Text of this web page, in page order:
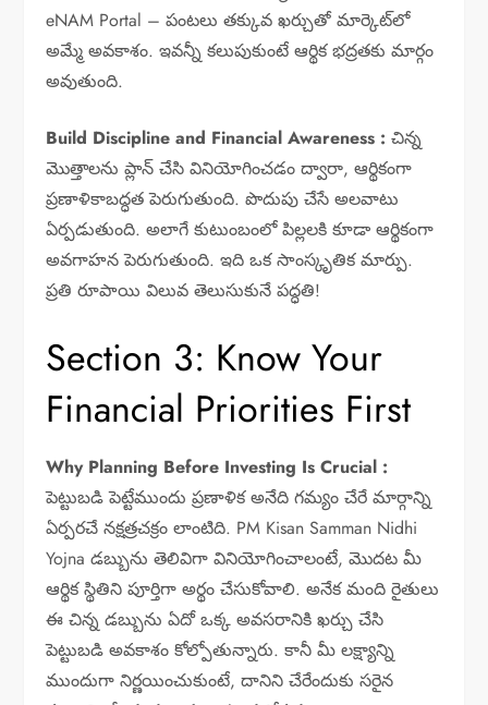
eNAM Portal – పంటలు తక్కువ ఖర్చుతో మార్కెట్‌లో
అమ్మే అవకాశం. ఇవన్నీ కలుపుకుంటే ఆర్థిక భద్రతకు మార్గం
అవుతుంది.
Build Discipline and Financial Awareness : చిన్న
మొత్తాలను ప్లాన్ చేసి వినియోగించడం ద్వారా, ఆర్థికంగా
ప్రణాళికాబద్ధత పెరుగుతుంది. పొదుపు చేసే అలవాటు
ఏర్పడుతుంది. అలాగే కుటుంబంలో పిల్లలకి కూడా ఆర్థికంగా
అవగాహన పెరుగుతుంది. ఇది ఒక సాంస్కృతిక మార్పు.
ప్రతి రూపాయి విలువ తెలుసుకునే పద్ధతి!
Section 3: Know Your
Financial Priorities First
Why Planning Before Investing Is Crucial :
పెట్టుబడి పెట్టేముందు ప్రణాళిక అనేది గమ్యం చేరే మార్గాన్ని
ఏర్పరచే నక్షత్రచక్రం లాంటిది. PM Kisan Samman Nidhi
Yojna డబ్బును తెలివిగా వినియోగించాలంటే, మొదట మీ
ఆర్థిక స్థితిని పూర్తిగా అర్థం చేసుకోవాలి. అనేక మంది రైతులు
ఈ చిన్న డబ్బును ఏదో ఒక్క అవసరానికి ఖర్చు చేసి
పెట్టుబడి అవకాశం కోల్పోతున్నారు. కానీ మీ లక్ష్యాన్ని
ముందుగా నిర్ణయించుకుంటే, దానిని చేరేందుకు సరైన